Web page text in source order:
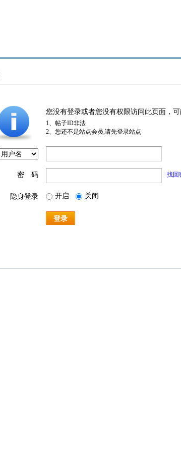
您没有登录或者您没有权限访问此页面，
1、帖子ID非法
2、您还不是站点会员,请先登录站点
密 码 找回
隐身登录 开启 关闭
登录